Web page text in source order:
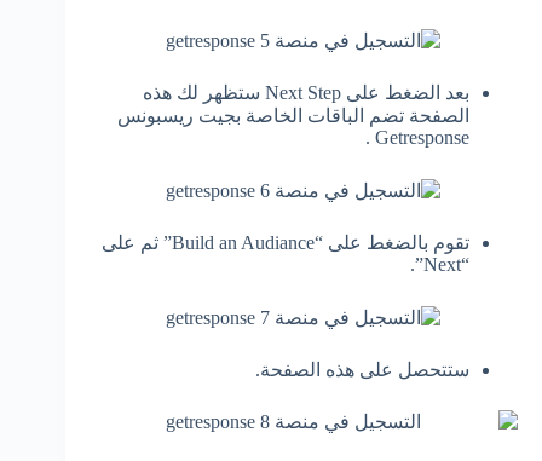
بعد الضغط على Next Step ستظهر لك هذه
الصفحة تضم الباقات الخاصة بجيت ريسبونس
Getresponse .
تقوم بالضغط على “Build an Audiance” ثم على
“Next”.
ستتحصل على هذه الصفحة.